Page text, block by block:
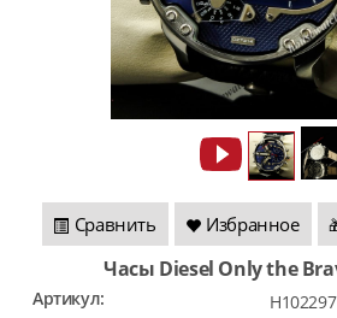
Сравнить Избранное
Часы Diesel Only the
Артикул:
H102297